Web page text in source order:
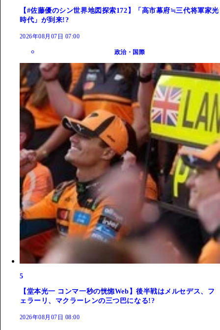
【#佐藤優のシン世界地図探索172】「高市幕府≒三代将軍家光
時代」が到来!?
2026年08月07日 07:00
政治・国際
5
【堂本光一 コンマ一秒の恍惚Web】後半戦はメルセデス、フ
ェラーリ、マクラーレンの三つ巴になる!?
2026年08月07日 08:00